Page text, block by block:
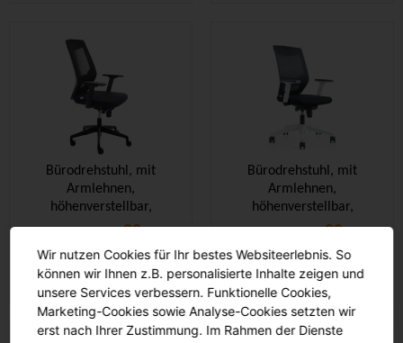
Bürodrehstuhl, mit
Armlehnen,
höhenverstellbar,
Wippmechanik
00
Bürodrehstuhl, mit
Armlehnen,
höhenverstellbar,
Wippmechanik
00
Wir nutzen Cookies für Ihr bestes Websiteerlebnis. So
können wir Ihnen z.B. personalisierte Inhalte zeigen und
unsere Services verbessern. Funktionelle Cookies,
Marketing-Cookies sowie Analyse-Cookies setzten wir
erst nach Ihrer Zustimmung. Im Rahmen der Dienste